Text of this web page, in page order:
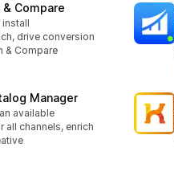
& Compare
install
drive conversion
& Compare
Manager
available
all channels, enrich